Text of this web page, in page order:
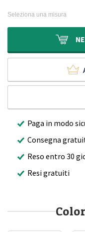
Seleziona una misura
Paga in modo
Consegna
Reso entro 30
Resi gratuiti